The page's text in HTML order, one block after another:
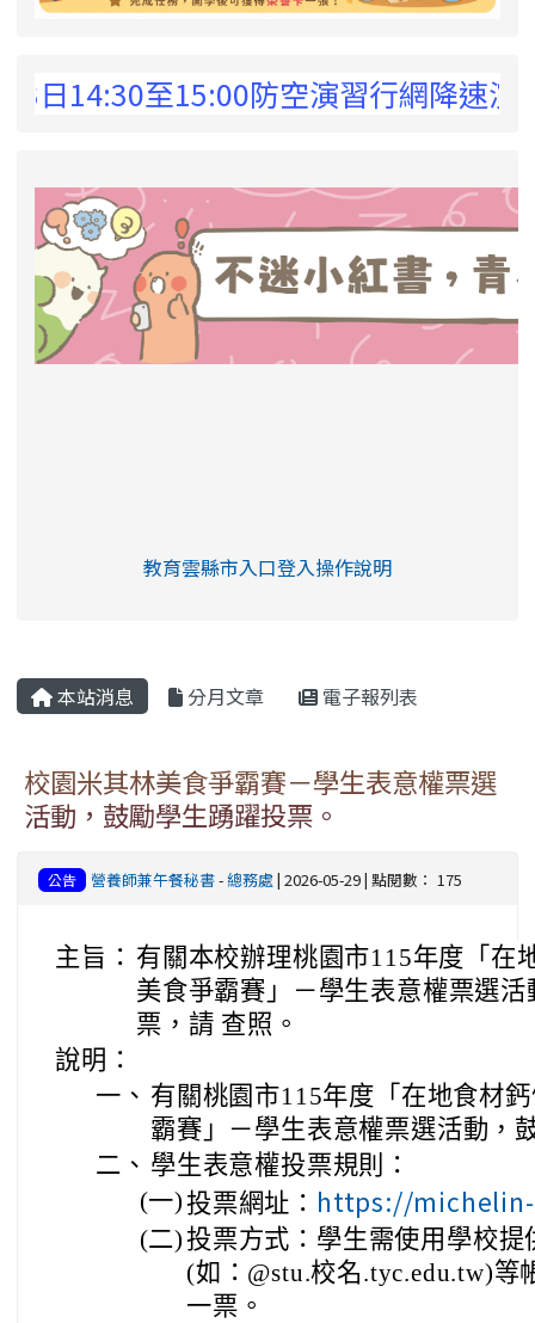
至15:00防空演習行網降速演練，
link to https://eliteracy.edu.tw/Shorts/
教育雲縣市入口登入操作說明
本站消息 分月文章 電子報列表
校園米其林美食爭霸賽－學生表意權票選
活動，鼓勵學生踴躍投票。
公告 營養師兼午餐秘書-總務處 | 2026-05-29 | 點閱數： 175
主旨： 有關本校辦理桃園市115年度「在
美食爭霸賽」－學生表意權票選
票，請 查照。
說明：
一、 有關桃園市115年度「在地食材
霸賽」－學生表意權票選活動，
二、 學生表意權投票規則：
(一)投票網址： https://
(二)投票方式：學生需使用學校提
(如：@stu.校名.tyc.edu.tw)
一票。